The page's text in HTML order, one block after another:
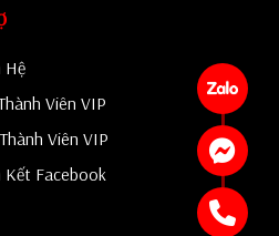
Hệ
Viên VIP
Viên VIP
Kết Facebook